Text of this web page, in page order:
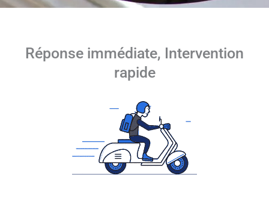
Réponse immédiate, Intervention
rapide